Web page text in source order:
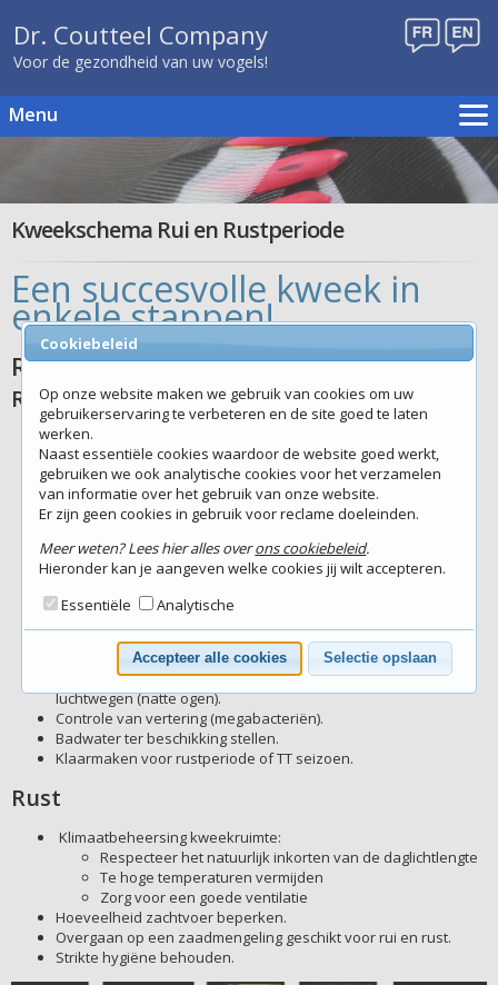
Dr. Coutteel Company
Voor de gezondheid van uw vogels!
Menu
Kweekschema's
Producten
Evenementen
Verdelers
Contact
Kweekschema Rui en Rustperiode
Een succesvolle kweek in
enkele stappen!
Rui & Rustperiode
Rui
Jonge en volwassen vogels
van elkaar scheiden.
Huisvesten in kleine
groepen en overbevolking
vermijden.
Preventieve
behandelingen:
Pokken inenting
Coccidiose
ESB
PLUS)
Wormen
Controle van de
luchtwegen (natte ogen).
Controle van vertering (megabacteriën).
Badwater ter beschikking stellen.
Klaarmaken voor rustperiode of TT seizoen.
Rust
Klimaatbeheersing kweekruimte:
Respecteer het natuurlijk inkorten van de daglichtlengte
Te hoge temperaturen vermijden
Zorg voor een goede ventilatie
Hoeveelheid zachtvoer beperken.
Overgaan op een zaadmengeling geschikt voor rui en rust.
Strikte hygiëne behouden.
Cookiebeleid
Op onze website maken we gebruik van cookies om uw
gebruikerservaring te verbeteren en de site goed te laten
werken.
Naast essentiële cookies waardoor de website goed werkt,
gebruiken we ook analytische cookies voor het verzamelen
van informatie over het gebruik van onze website.
Er zijn geen cookies in gebruik voor reclame doeleinden.
Meer weten? Lees hier alles overons cookiebeleid.
Hieronder kan je aangeven welke cookies jij wilt accepteren.
Essentiële
Analytische
Accepteer alle cookies Selectie opslaan